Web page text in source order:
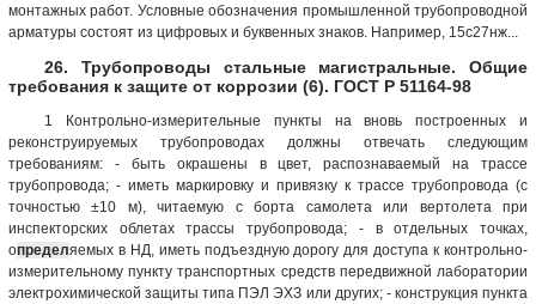
монтажных работ. Условные обозначения промышленной трубопроводной
арматуры состоят из цифровых и буквенных знаков. Например, 15с27нж...
26. Трубопроводы стальные магистральные. Общие
требования к защите от коррозии (6). ГОСТ Р 51164-98
1 Контрольно-измерительные пункты на вновь построенных и
реконструируемых трубопроводах должны отвечать следующим
требованиям: - быть окрашены в цвет, распознаваемый на трассе
трубопровода; - иметь маркировку и привязку к трассе трубопровода (с
точностью ±10 м), читаемую с борта самолета или вертолета при
инспекторских облетах трассы трубопровода; - в отдельных точках,
определяемых в НД, иметь подъездную дорогу для доступа к контрольно-
измерительному пункту транспортных средств передвижной лаборатории
электрохимической защиты типа ПЭЛ ЭХЗ или других; - конструкция пункта